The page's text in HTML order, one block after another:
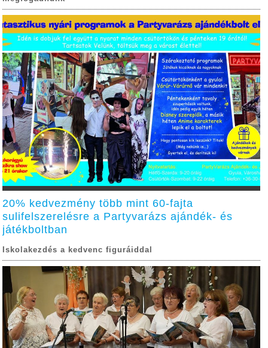
20% kedvezmény több mint 60-fajta
sulifelszerelésre a Partyvarázs ajándék- és
játékboltban
Iskolakezdés a kedvenc figuráiddal